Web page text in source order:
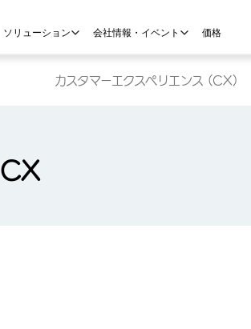
ソリューション 会社情報・イベント 価格
カスタマーエクスペリエンス (CX)
CX